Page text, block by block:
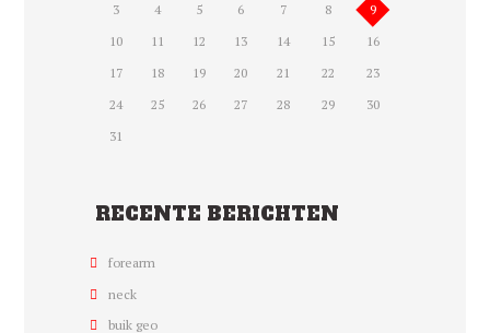
3
4 5 6 7 8
9
10
11 12 13 14 15
16
17
18 19 20 21 22
23
24
25 26 27 28 29
30
31
RECENTE BERICHTEN
forearm
neck
buik geo